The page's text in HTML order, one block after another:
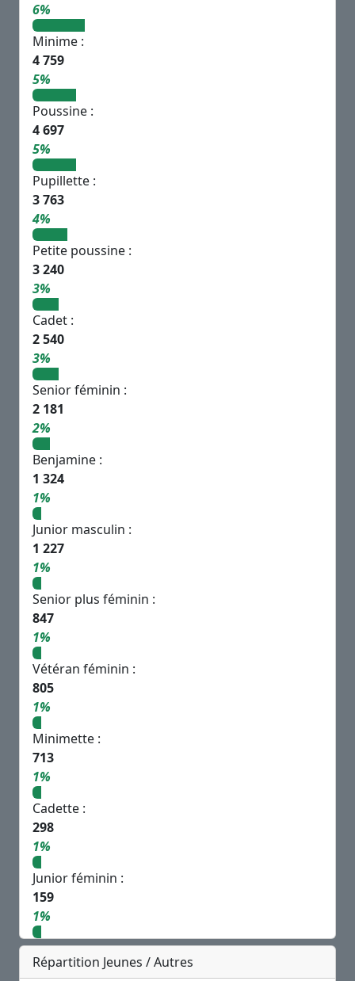
6%
Minime :
4 759
5%
Poussine :
4 697
5%
Pupillette :
3 763
4%
Petite poussine :
3 240
3%
Cadet :
2 540
3%
Senior féminin :
2 181
2%
Benjamine :
1 324
1%
Junior masculin :
1 227
1%
Senior plus féminin :
847
1%
Vétéran féminin :
805
1%
Minimette :
713
1%
Cadette :
298
1%
Junior féminin :
159
1%
Répartition Jeunes / Autres